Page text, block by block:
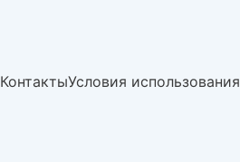
КонтактыУсловия использования